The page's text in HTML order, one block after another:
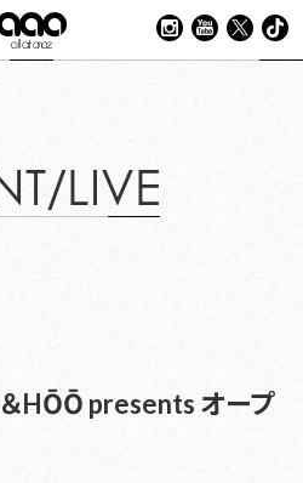
LIVE
＆HŌŌ presents オープ